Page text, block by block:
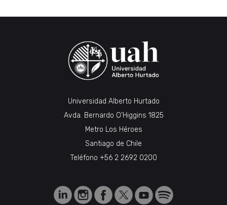
Universidad Alberto Hurtado
Avda. Bernardo O’Higgins 1825
Metro Los Héroes
Santiago de Chile
Teléfono +56 2 2692 0200